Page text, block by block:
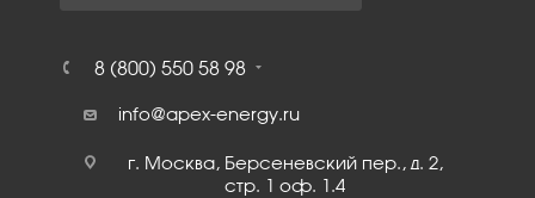
8 (800) 550 58 98
info@apex-energy.ru
г. Москва, Берсеневский пер., д. 2,
стр. 1 оф. 1.4